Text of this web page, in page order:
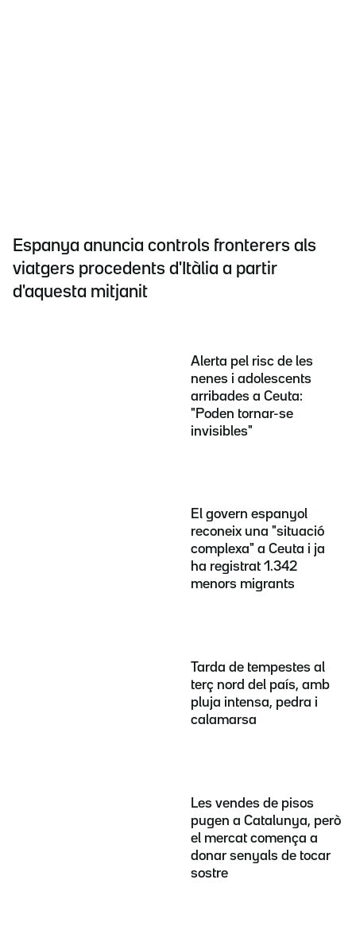
Espanya anuncia controls fronterers als
viatgers procedents d'Itàlia a partir
d'aquesta mitjanit
Alerta pel risc de les
nenes i adolescents
arribades a Ceuta:
"Poden tornar-se
invisibles"
El govern espanyol
reconeix una "situació
complexa" a Ceuta i ja
ha registrat 1.342
menors migrants
Tarda de tempestes al
terç nord del país, amb
pluja intensa, pedra i
calamarsa
Les vendes de pisos
pugen a Catalunya, però
el mercat comença a
donar senyals de tocar
sostre